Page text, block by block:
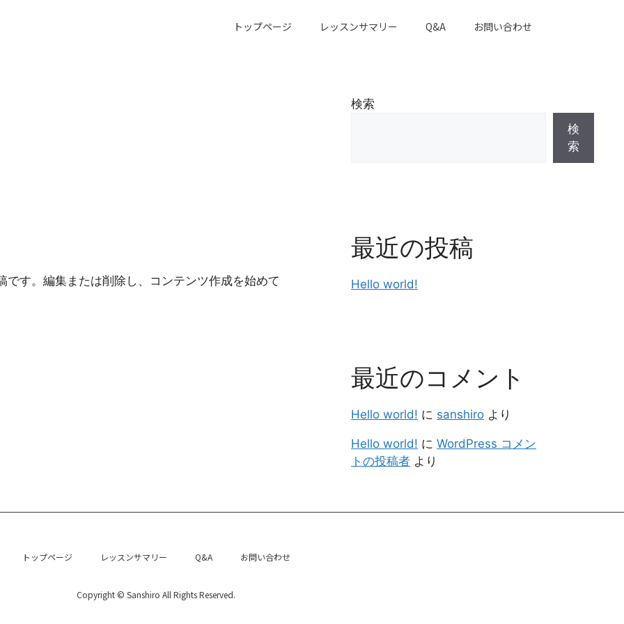
トップページ レッスンサマリー Q&A お問い合わせ
す。編集または削除し、コンテンツ作成を始めて
検索
検
索
最近の投稿
Hello world!
最近のコメント
Hello world! に sanshiro より
Hello world! に WordPress コメン
トの投稿者 より
トップページ レッスンサマリー Q&A お問い合わせ
Copyright © Sanshiro All Rights Reserved.